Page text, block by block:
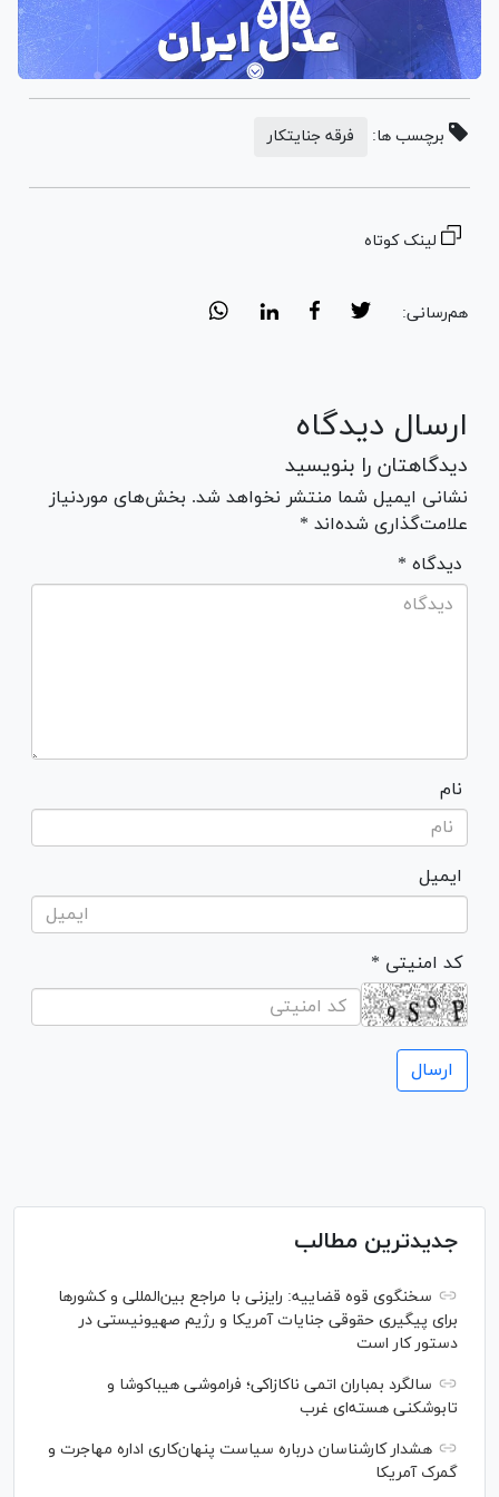
برچسب ها: فرقه جنایتکار
لینک کوتاه
هم‌رسانی:
ارسال دیدگاه
دیدگاهتان را بنویسید
نشانی ایمیل شما منتشر نخواهد شد. بخش‌های موردنیاز
علامت‌گذاری شده‌اند *
* دیدگاه
نام
ایمیل
* کد امنیتی
جدیدترین مطالب
سخنگوی قوه قضاییه: رایزنی‌ با مراجع بین‌المللی و کشور‌ها
برای پیگیری حقوقی جنایات آمریکا و رژیم صهیونیستی در
دستور کار است
سالگرد بمباران اتمی ناکازاکی؛ فراموشی هیباکوشا و
تابوشکنی هسته‌ای غرب
هشدار کارشناسان درباره سیاست پنهان‌کاری اداره مهاجرت و
گمرک آمریکا